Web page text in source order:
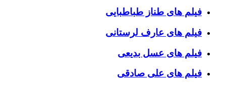
فیلم های طناز طباطبایی
فیلم های عارف لرستانی
فیلم های عسل بدیعی
فیلم های علی صادقی